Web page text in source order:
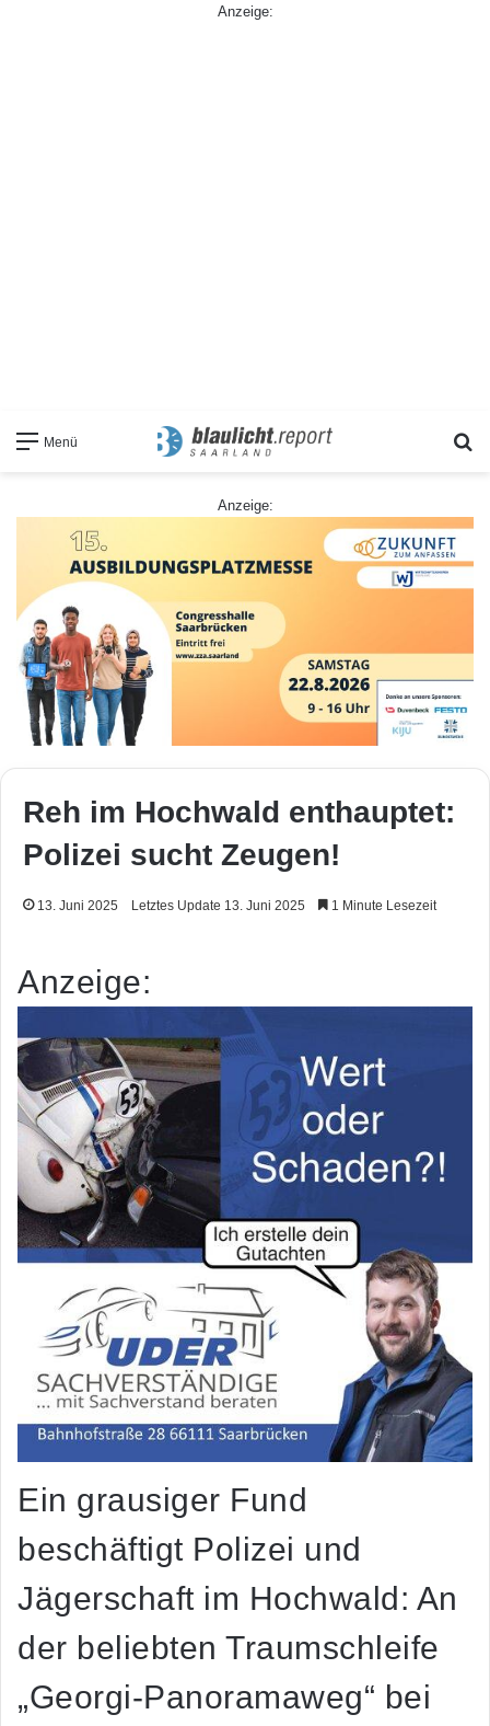
Anzeige:
Menü
Anzeige:
Reh im Hochwald enthauptet:
Polizei sucht Zeugen!
13. Juni 2025 Letztes Update 13. Juni 2025 1 Minute Lesezeit
Anzeige:
Ein grausiger Fund
beschäftigt Polizei und
Jägerschaft im Hochwald: An
der beliebten Traumschleife
„Georgi-Panoramaweg“ bei